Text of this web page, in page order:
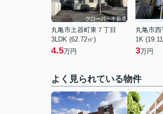
丸亀市土器町東７丁目
3LDK (62.72㎡)
4.5万円
丸亀市
1K
3万円
よく見られている物件